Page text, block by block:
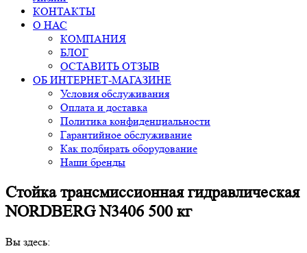
КОНТАКТЫ
О НАС
КОМПАНИЯ
БЛОГ
ОСТАВИТЬ ОТЗЫВ
ОБ ИНТЕРНЕТ-МАГАЗИНЕ
Условия обслуживания
Оплата и доставка
Политика конфиденциальности
Гарантийное обслуживание
Как подбирать оборудование
Наши бренды
Стойка трансмиссионная гидравлическая
NORDBERG N3406 500 кг
Вы здесь: